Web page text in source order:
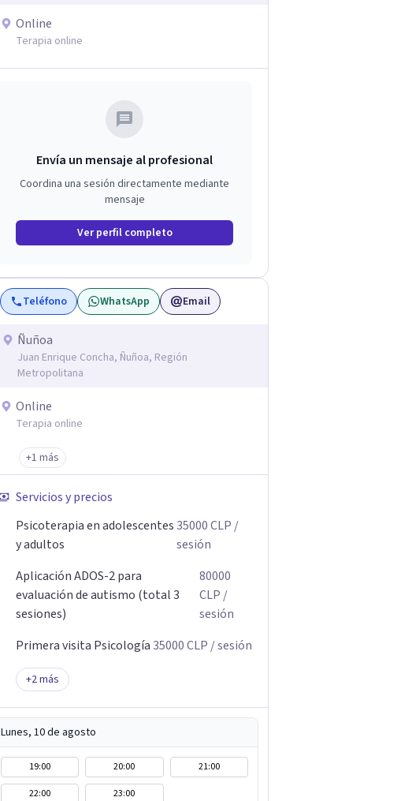
Online
Terapia online
Envía un mensaje al profesional
Coordina una sesión directamente mediante
mensaje
Ver perfil completo
Teléfono WhatsApp Email
Ñuñoa
Juan Enrique Concha, Ñuñoa, Región
Metropolitana
Online
Terapia online
+1 más
Servicios y precios
Psicoterapia en adolescentes
y adultos
35000CLP /
sesión
Aplicación ADOS-2 para
evaluación de autismo (total 3
sesiones)
80000
CLP /
sesión
Primera visita Psicología35000CLP / sesión
+2más
Lunes, 10 de agosto
19:00 20:00
21:00
22:00
23:00